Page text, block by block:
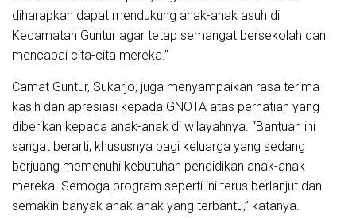
diharapkan dapat mendukung anak-anak asuh di
Kecamatan Guntur agar tetap semangat bersekolah dan
mencapai cita-cita mereka.”
Camat Guntur, Sukarjo, juga menyampaikan rasa terima
kasih dan apresiasi kepada GNOTA atas perhatian yang
diberikan kepada anak-anak di wilayahnya. “Bantuan ini
sangat berarti, khususnya bagi keluarga yang sedang
berjuang memenuhi kebutuhan pendidikan anak-anak
mereka. Semoga program seperti ini terus berlanjut dan
semakin banyak anak-anak yang terbantu,” katanya.